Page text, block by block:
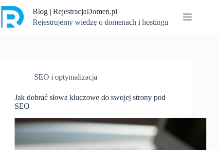
do
treści
Blog | RejestracjaDomen.pl
Rejestrujemy wiedzę o domenach i hostingu
SEO i optymalizacja
Jak dobrać słowa kluczowe do swojej strony pod
SEO